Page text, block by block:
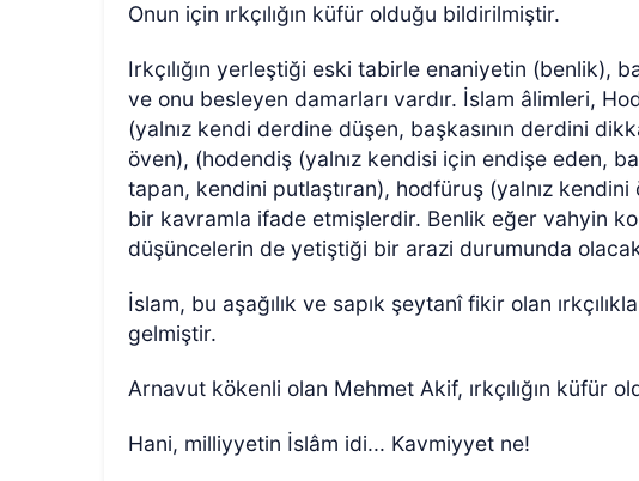
Onun için ırkçılığın küfür olduğu bildirilmiştir.
Irkçılığın yerleştiği eski tabirle enaniyetin (benlik),
ve onu besleyen damarları vardır. İslam âlimleri,
(yalnız kendi derdine düşen, başkasının derdini
öven), (hodendiş (yalnız kendisi için endişe eden,
tapan, kendini putlaştıran), hodfüruş (yalnız
bir kavramla ifade etmişlerdir. Benlik eğer vahyin
düşüncelerin de yetiştiği bir arazi durumunda
İslam, bu aşağılık ve sapık şeytanî fikir olan
gelmiştir.
Arnavut kökenli olan Mehmet Akif, ırkçılığın küfür
Hani, milliyyetin İslâm idi... Kavmiyyet ne!